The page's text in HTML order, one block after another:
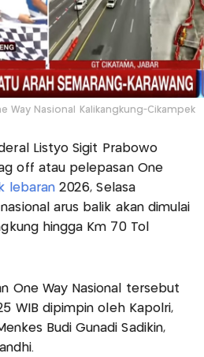
Way Nasional Kalikangkung-Cikampek
Listyo Sigit Prabowo
off atau pelepasan One
lebaran2026, Selasa
arus balik akan dimulai
hingga Km 70 Tol
One Way Nasional tersebut
WIB dipimpin oleh Kapolri,
Budi Gunadi Sadikin,